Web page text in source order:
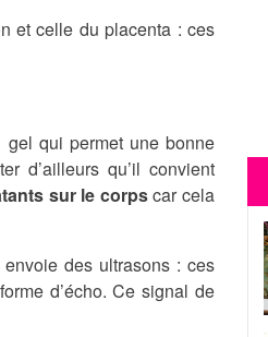
et celle du placenta : ces
qui permet une bonne
d’ailleurs qu’il convient
sur le corpscar cela
des ultrasons : ces
d’écho. Ce signal de